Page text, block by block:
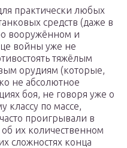
практически любых
средств (даже в
вооружённом и
войны уже не
тяжёлым
орудиям (которые,
не абсолютное
боя, не говоря уже о
классу по массе,
проигрывали в
их количественном
сложностях конца